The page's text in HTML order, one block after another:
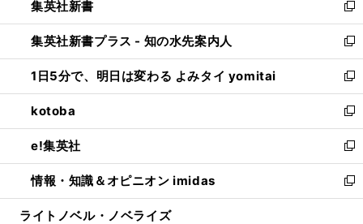
く
で
開
く
ィ
ン
ド
ウ
で
開
く
い
ウ
ィ
ン
ド
ウ
で
開
く
集英社新書
新
し
い
ウ
ィ
ン
ド
ウ
で
開
く
集英社新書プラス - 知の水先案内人
新
し
い
ウ
ィ
ン
ド
ウ
で
開
1日5分で、明日は変わる よみタイ yomitai
新
し
い
ウ
ィ
ン
ド
ウ
kotoba
新
し
い
ウ
ィ
ン
e!集英社
新
し
い
ウ
情報・知識＆オピニオン imidas
新
し
ライトノベル・ノベライズ